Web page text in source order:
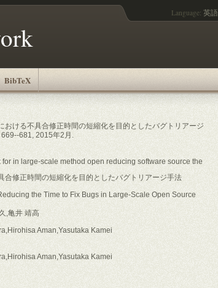
Language: 英語
BibTeX
おける不具合修正時間の短縮化を目的としたバグトリアージ
681, 2015年2月.
in large-scale method open reducing software source the
合修正時間の短縮化を目的としたバグトリアージ手法
the Time to Fix Bugs in Large-Scale Open Source
,亀井 靖高
Aman,Yasutaka Kamei
Aman,Yasutaka Kamei